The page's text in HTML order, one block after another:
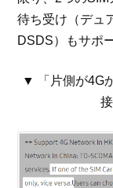
待ち受け（デュ
DSDS）もサポ
▼ 「片側が4G